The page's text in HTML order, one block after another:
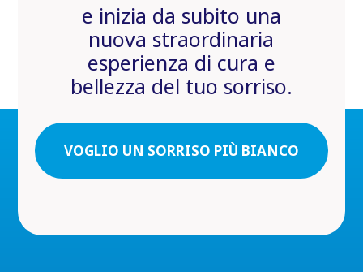
e inizia da subito una
nuova straordinaria
esperienza di cura e
bellezza del tuo sorriso.
VOGLIO UN SORRISO PIÙ BIANCO